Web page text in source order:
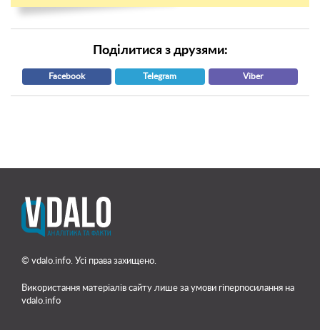
Поділитися з друзями:
Facebook Telegram Viber
© vdalo.info. Усі права захищено.
Використання матеріалів сайту лише за умови гіперпосилання на
vdalo.info